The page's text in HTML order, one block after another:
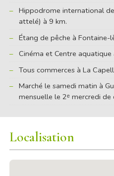
Hippodrome international
attelé) à 9 km.
Étang de pêche à Fontaine-
Cinéma et Centre aquatique
Tous commerces à La
Marché le samedi matin à
mensuelle le 2ᵉ mercredi de
Localisation